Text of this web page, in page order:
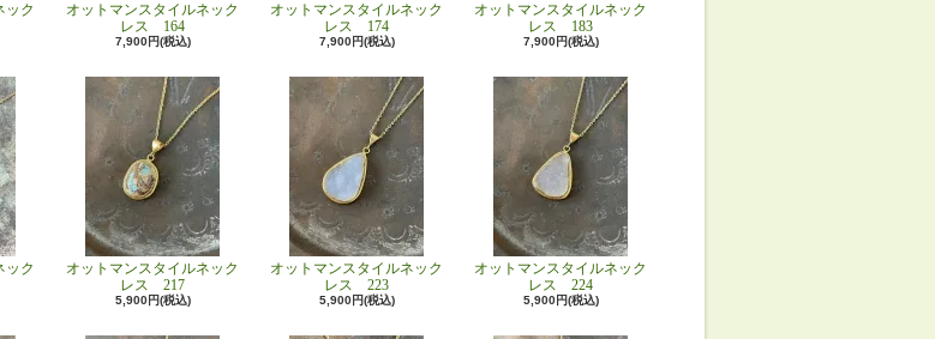
ック
オットマンスタイルネック
レス 164
7,900円(税込)
オットマンスタイルネック
レス 174
7,900円(税込)
オットマンスタイルネック
レス 183
7,900円(税込)
ック
オットマンスタイルネック
レス 217
5,900円(税込)
オットマンスタイルネック
レス 223
5,900円(税込)
オットマンスタイルネック
レス 224
5,900円(税込)